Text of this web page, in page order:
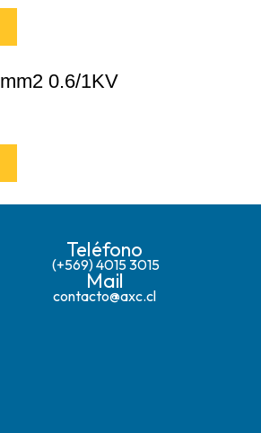
0.6/1KV
Teléfono
(+569) 4015 3015
Mail
contacto@axc.cl